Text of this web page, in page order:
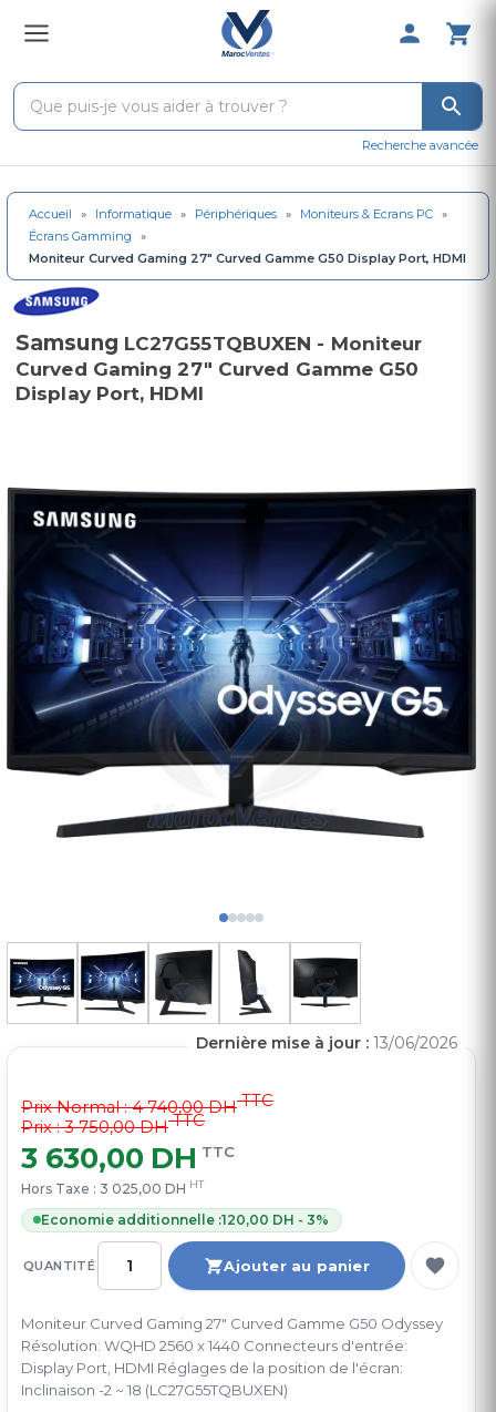
0 Produit
Recherche avancée
Accueil » Informatique » Périphériques » Moniteurs & Ecrans PC »
Écrans Gamming
»
Moniteur Curved Gaming 27" Curved Gamme G50 Display Port, HDMI
Samsung LC27G55TQBUXEN - Moniteur
Curved Gaming 27" Curved Gamme G50
Display Port, HDMI
QUANTITÉ Ajouter au panier
Prix Normal :4 740,00 DHTTC
Prix : 3 750,00 DHTTC
3 630,00 DH TTC
Hors Taxe : 3 025,00 DH HT
Economie additionnelle :120,00 DH - 3%
Moniteur Curved Gaming 27" Curved Gamme G50 Odyssey
Résolution: WQHD 2560 x 1440 Connecteurs d'entrée:
Display Port, HDMI Réglages de la position de l'écran:
Inclinaison -2 ~ 18 (LC27G55TQBUXEN)
Dernière mise à jour : 13/06/2026